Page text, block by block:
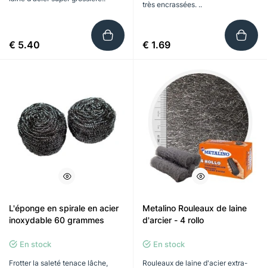
€ 5.40
très encrassées. ..
€ 1.69
L'éponge en spirale en acier
inoxydable 60 grammes
En stock
Frotter la saleté tenace lâche,
Metalino Rouleaux de laine
d'arcier - 4 rollo
En stock
Rouleaux de laine d'acier extra-